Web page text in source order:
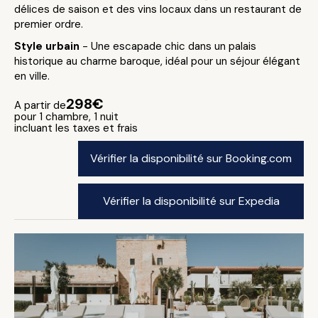
délices de saison et des vins locaux dans un restaurant de
premier ordre.
Style urbain - Une escapade chic dans un palais
historique au charme baroque, idéal pour un séjour élégant
en ville.
A partir de298€
pour 1 chambre, 1 nuit
incluant les taxes et frais
Vérifier la disponibilité sur Booking.com
Vérifier la disponibilité sur Expedia